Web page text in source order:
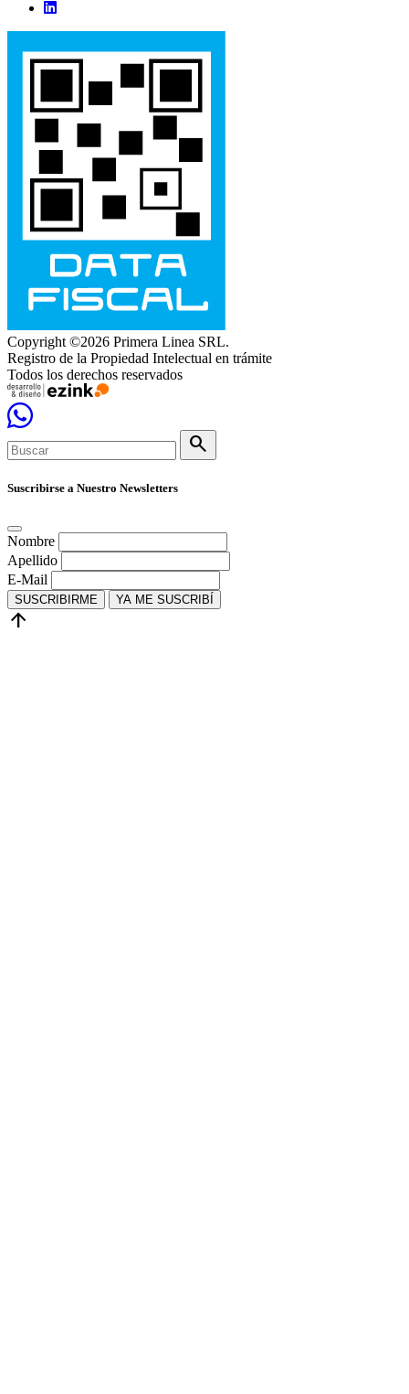
Copyright ©2026 Primera Linea SRL.
Registro de la Propiedad Intelectual en trámite
Todos los derechos reservados
search
Suscribirse a Nuestro Newsletters
Nombre
Apellido
E-Mail
SUSCRIBIRME YA ME SUSCRIBÍ
arrow_upward